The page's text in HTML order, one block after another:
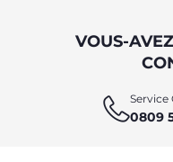
VOUS-
Service
0809